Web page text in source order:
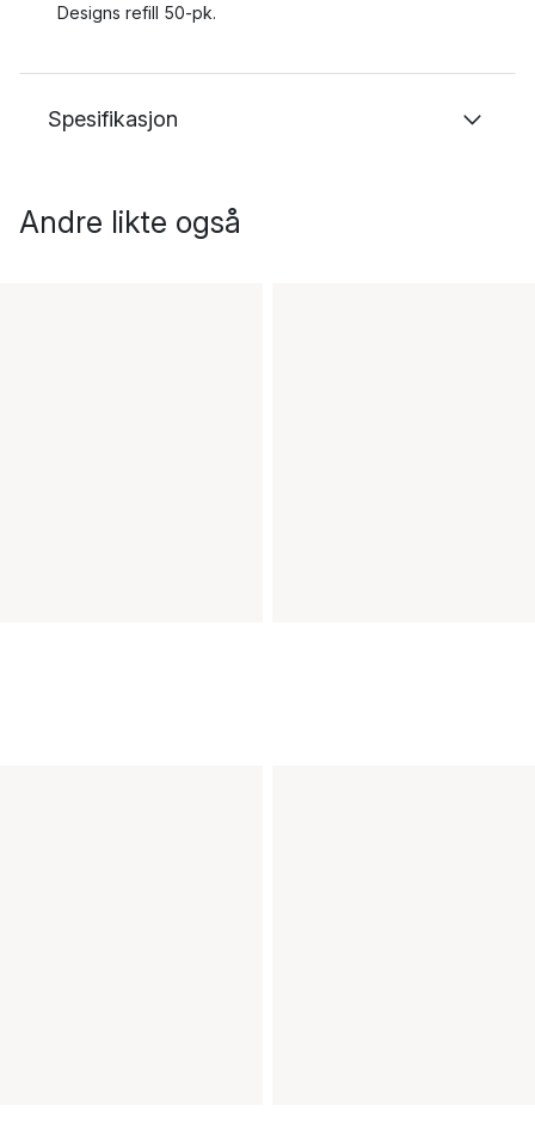
Designs refill 50-pk.
Spesifikasjon
Andre likte også